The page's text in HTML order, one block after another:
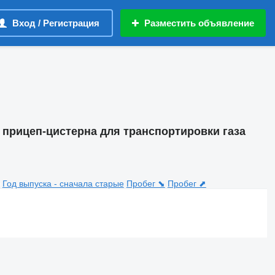
Вход / Регистрация Разместить объявление
цистерна для транспортировки газа
Год выпуска - сначала старые Пробег ⬊ Пробег ⬈